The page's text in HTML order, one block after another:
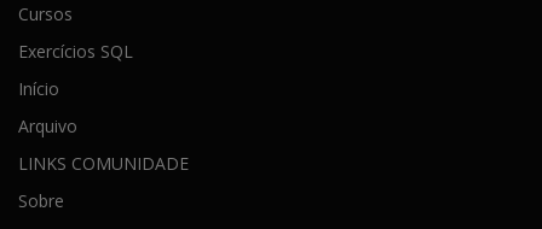
Cursos
Exercícios SQL
Início
Arquivo
LINKS COMUNIDADE
Sobre